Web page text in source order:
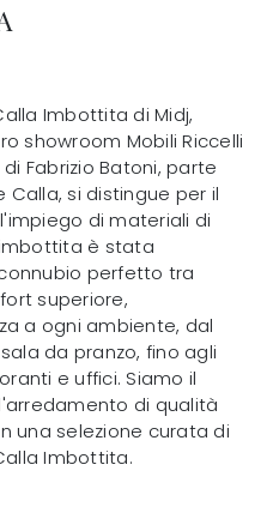
Imbottita di Midj,
showroom Mobili Riccelli
Fabrizio Batoni, parte
si distingue per il
di materiali di
è stata
perfetto tra
superiore,
a ogni ambiente, dal
da pranzo, fino agli
e uffici. Siamo il
di qualità
una selezione curata di
Imbottita.